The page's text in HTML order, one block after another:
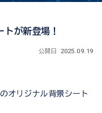
トが新登場！
公開日 2025.09.19
オリジナル背景シート